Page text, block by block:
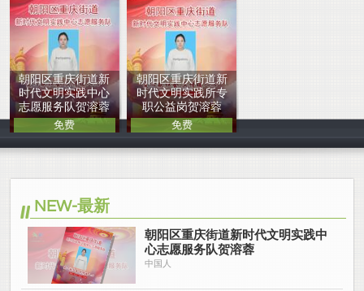
朝阳区重庆街道新
时代文明实践中心
志愿服务队贺溶蓉
中国人
免费
朝阳区重庆街道新
时代文明实践所专
职公益岗贺溶蓉
中国人
免费
NEW-最新
朝阳区重庆街道新时代文明实践中
心志愿服务队贺溶蓉
中国人